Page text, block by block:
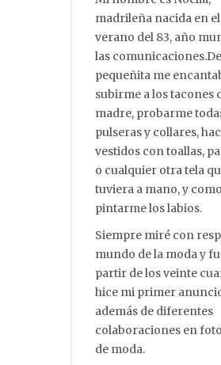
madrileña nacida en el
verano del 83, año
las
pequeñita me
subirme a los tacones
madre, probarme
pulseras y collares,
vestidos con toallas,
o cualquier otra tela
tuviera a mano, y
pintarme los labios.
Siempre miré con
mundo de la moda y
partir de los veinte
hice mi primer
además de diferentes
colaboraciones en
de moda.